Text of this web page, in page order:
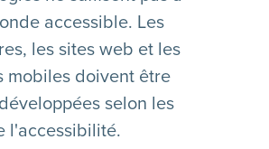
accessible. Les
les sites web et les
mobiles doivent être
selon les
l'accessibilité.